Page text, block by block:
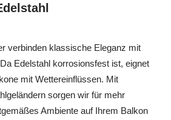
verbinden klassische Eleganz mit
Edelstahl korrosionsfest ist, eignet
mit Wettereinflüssen. Mit
sorgen wir für mehr
Ambiente auf Ihrem Balkon